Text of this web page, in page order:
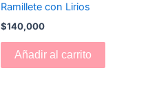
Ramillete con Lirios
$140,000
Añadir al carrito